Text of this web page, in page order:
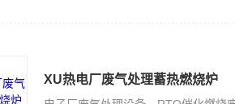
XU热电厂废气处理蓄热燃烧炉